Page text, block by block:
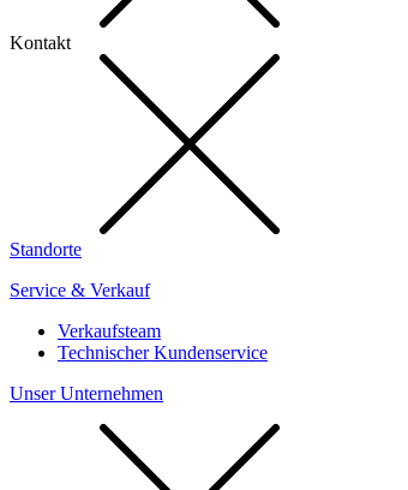
Kontakt
Standorte
Service & Verkauf
Verkaufsteam
Technischer Kundenservice
Unser Unternehmen